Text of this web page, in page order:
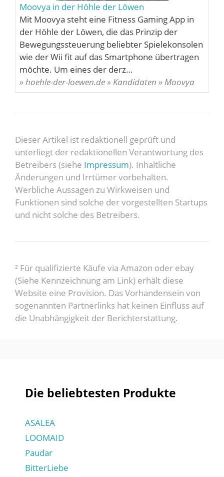
Moovya in der Höhle der Löwen
Mit Moovya steht eine Fitness Gaming App in
der Höhle der Löwen, die das Prinzip der
Bewegungssteuerung beliebter Spielekonsolen
wie der Wii fit auf das Smartphone übertragen
möchte. Um eines der derz…
» hoehle-der-loewen.de » Kandidaten » Moovya
Dieser Artikel ist redaktionell geprüft und
unterliegt der redaktionellen Verantwortung des
Betreibers (siehe Impressum). Inhaltliche
Änderungen und Irrtümer vorbehalten.
Werbliche Aussagen zu Wirkweisen und
Funktionen sind solche der vorgestellten Startups
und nicht solche des Betreibers.
² Für qualifizierte Käufe via Amazon oder ebay
(Siehe Kennzeichnung am Link) erhält diese
Website eine Provision. Das Vorhandensein von
sogenannten Partnerlinks hat keinen Einfluss auf
die Unabhängigkeit der Berichterstattung.
Die beliebtesten Produkte
ASALEA
LOOMAID
Paudar
BitterLiebe